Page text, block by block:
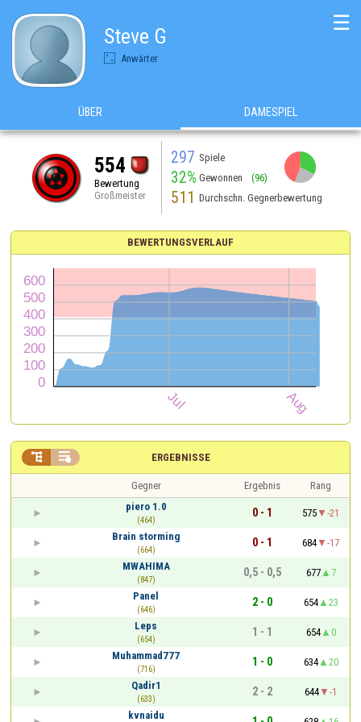
Steve G
Anwärter
☰
ÜBER DAMESPIEL
554
Bewertung
Großmeister
297 Spiele
32% Gewonnen (96)
511 Durchschn. Gegnerbewertung
BEWERTUNGSVERLAUF
ERGEBNISSE
 
Gegner Ergebnis
Rang
piero 1.0
(464)
0 - 1 575
-21
Brain storming
(664)
0 - 1 684
-17
MWAHIMA
(847)
0,5 - 0,5 677
7
Panel
(646)
2 - 0 654
23
Leps
(654)
1 - 1 654
0
Muhammad777
(716)
1 - 0 634
20
Qadir1
(633)
2 - 2 644
-1
kvnaidu